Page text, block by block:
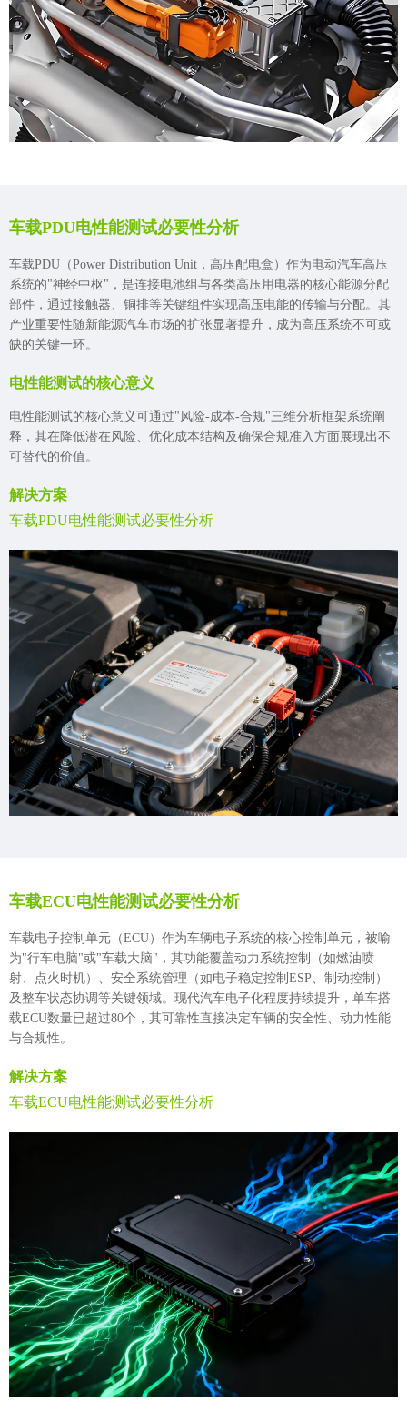
车载PDU电性能测试必要性分析
车载PDU（Power Distribution Unit，高压配电盒）作为电动汽车高压
系统的"神经中枢"，是连接电池组与各类高压用电器的核心能源分配
部件，通过接触器、铜排等关键组件实现高压电能的传输与分配。其
产业重要性随新能源汽车市场的扩张显著提升，成为高压系统不可或
缺的关键一环。
电性能测试的核心意义
电性能测试的核心意义可通过"风险-成本-合规"三维分析框架系统阐
释，其在降低潜在风险、优化成本结构及确保合规准入方面展现出不
可替代的价值。
解决方案
车载PDU电性能测试必要性分析
车载ECU电性能测试必要性分析
车载电子控制单元（ECU）作为车辆电子系统的核心控制单元，被喻
为"行车电脑"或"车载大脑"，其功能覆盖动力系统控制（如燃油喷
射、点火时机）、安全系统管理（如电子稳定控制ESP、制动控制）
及整车状态协调等关键领域。现代汽车电子化程度持续提升，单车搭
载ECU数量已超过80个，其可靠性直接决定车辆的安全性、动力性能
与合规性。
解决方案
车载ECU电性能测试必要性分析